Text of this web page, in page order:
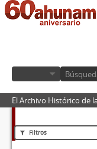
El Archivo Histórico de
Filtros